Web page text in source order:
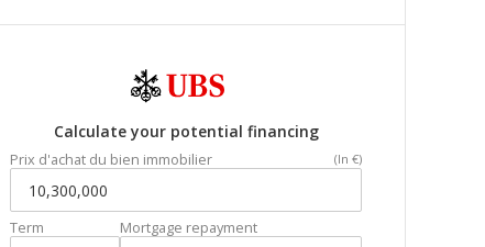
Calculate your potential financing
Prix d'achat du bien immobilier (In €)
Term
Mortgage repayment